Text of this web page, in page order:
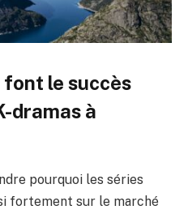
font le succès
dramas à
pourquoi les séries
fortement sur le marché